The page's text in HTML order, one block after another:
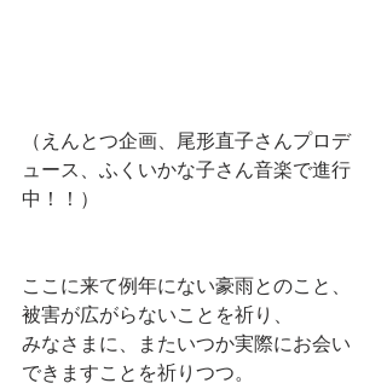
（えんとつ企画、尾形直子さんプロデ
ュース、ふくいかな子さん音楽で進行
中！！）
ここに来て例年にない豪雨とのこと、
被害が広がらないことを祈り、
みなさまに、またいつか実際にお会い
できますことを祈りつつ。